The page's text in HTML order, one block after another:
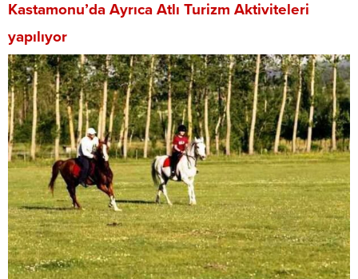
Kastamonu’da Ayrıca Atlı Turizm Aktiviteleri
yapılıyor